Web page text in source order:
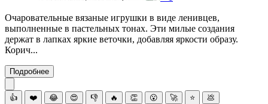
Очаровательные вязаные игрушки в виде ленивцев,
выполненные в пастельных тонах. Эти милые создания
держат в лапках яркие веточки, добавляя яркости образу.
Корич...
Подробнее
👍 ❤️ 😂 😍 👎 🔥 👏 😮 🚀 ⭐ 💩